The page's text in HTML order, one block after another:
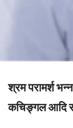
o
श्रम परामर्श
कचिङ्गल आदि